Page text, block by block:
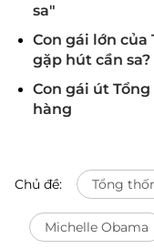
sa"
Con gái lớn
gặp hút cần sa?
Con gái út
hàng
Chủ đề: Tổng
Michelle Obama